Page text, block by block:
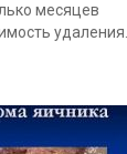
месяцев
удаления...